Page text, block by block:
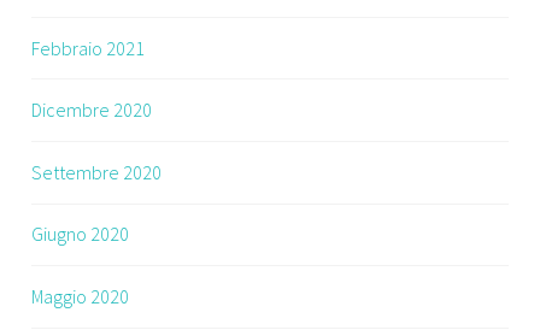
Febbraio 2021
Dicembre 2020
Settembre 2020
Giugno 2020
Maggio 2020